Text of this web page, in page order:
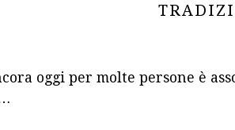
oggi per molte persone è